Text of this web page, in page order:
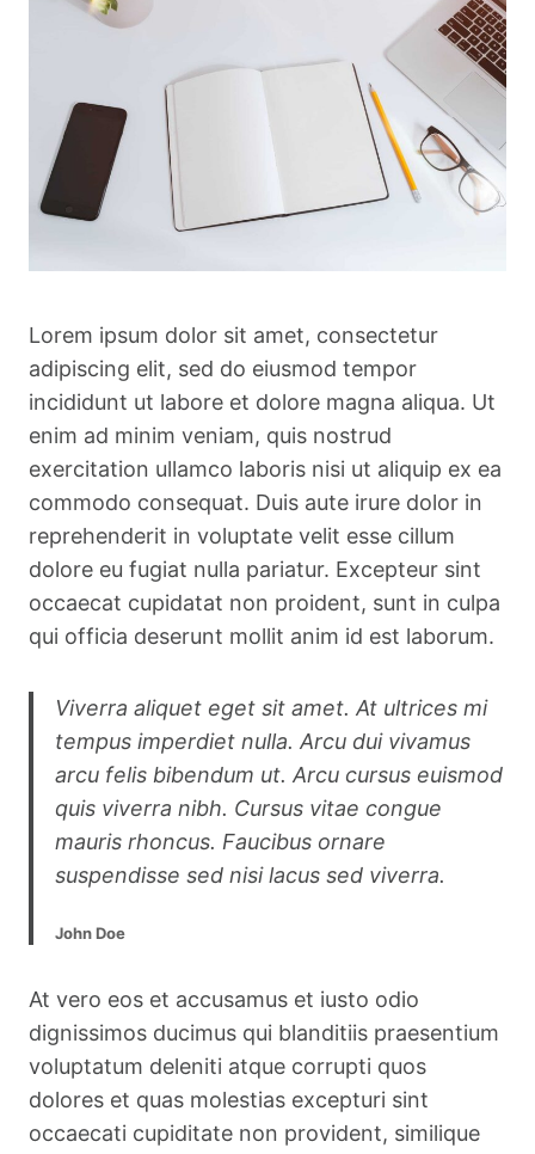
Lorem ipsum dolor sit amet, consectetur
adipiscing elit, sed do eiusmod tempor
incididunt ut labore et dolore magna aliqua. Ut
enim ad minim veniam, quis nostrud
exercitation ullamco laboris nisi ut aliquip ex ea
commodo consequat. Duis aute irure dolor in
reprehenderit in voluptate velit esse cillum
dolore eu fugiat nulla pariatur. Excepteur sint
occaecat cupidatat non proident, sunt in culpa
qui officia deserunt mollit anim id est laborum.
Viverra aliquet eget sit amet. At ultrices mi
tempus imperdiet nulla. Arcu dui vivamus
arcu felis bibendum ut. Arcu cursus euismod
quis viverra nibh. Cursus vitae congue
mauris rhoncus. Faucibus ornare
suspendisse sed nisi lacus sed viverra.
John Doe
At vero eos et accusamus et iusto odio
dignissimos ducimus qui blanditiis praesentium
voluptatum deleniti atque corrupti quos
dolores et quas molestias excepturi sint
occaecati cupiditate non provident, similique